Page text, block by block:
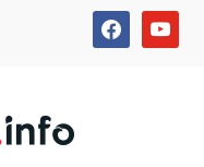
facebookyoutube